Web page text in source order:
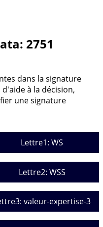
2751
dans la signature
à la décision,
une signature
Lettre1: WS
Lettre2: WSS
valeur-expertise-3